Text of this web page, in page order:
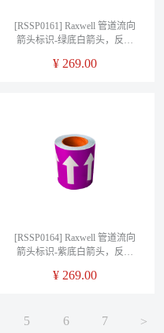
[RSSP0161] Raxwell 管道流向
箭头标识-绿底白箭头，反光
150mm*20m
¥ 269.00
[RSSP0164] Raxwell 管道流向
箭头标识-紫底白箭头，反光
150mm*20m
¥ 269.00
5 6 7 <